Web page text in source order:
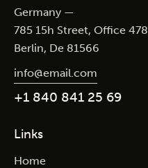
Germany —
785 15h Street, Office 478
Berlin, De 81566
info@email.com
+1 840 841 25 69
Links
Home